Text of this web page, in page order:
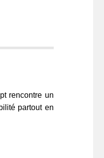
rencontre un
partout en